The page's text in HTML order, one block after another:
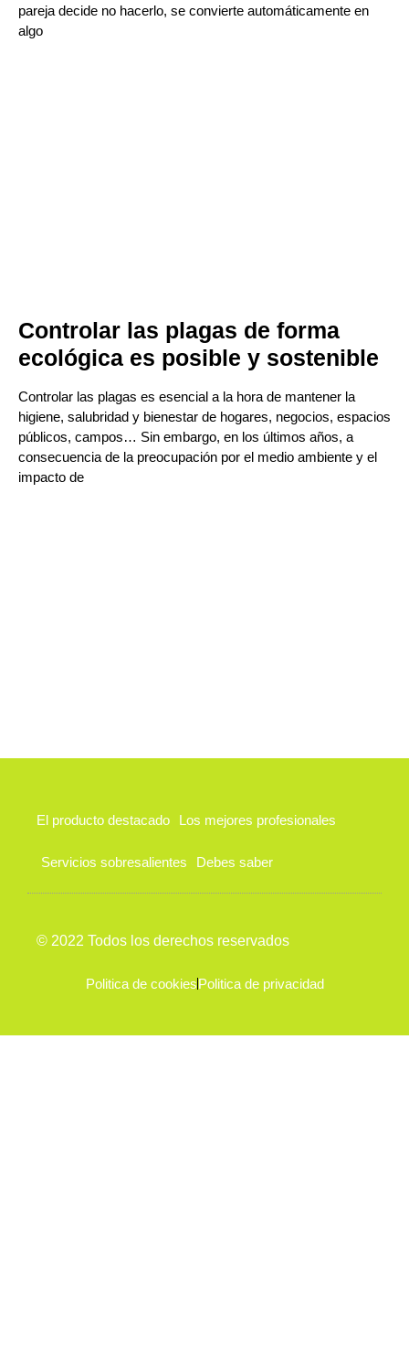
pareja decide no hacerlo, se convierte automáticamente en
algo
Controlar las plagas de forma
ecológica es posible y sostenible
Controlar las plagas es esencial a la hora de mantener la
higiene, salubridad y bienestar de hogares, negocios, espacios
públicos, campos… Sin embargo, en los últimos años, a
consecuencia de la preocupación por el medio ambiente y el
impacto de
El producto destacado Los mejores profesionales
Servicios sobresalientes Debes saber
© 2022 Todos los derechos reservados
Politica de cookiesPolitica de privacidad